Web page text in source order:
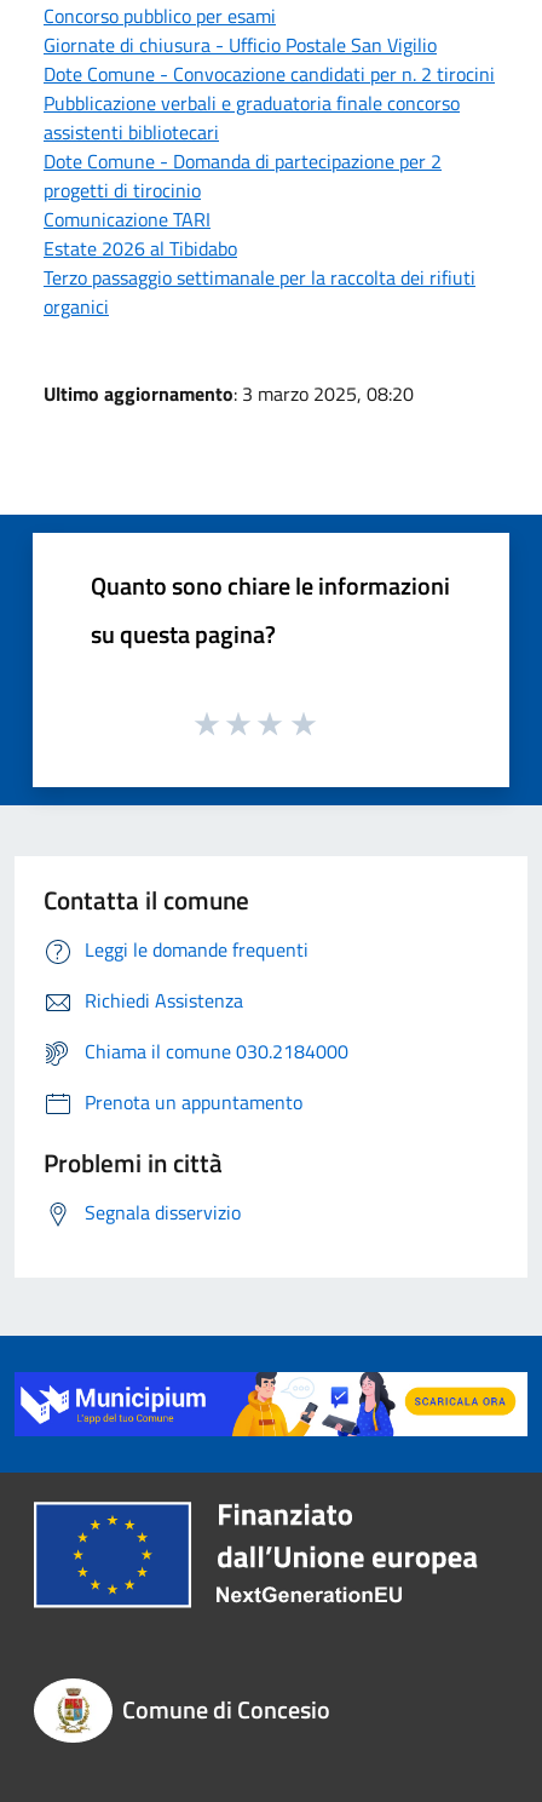
Concorso pubblico per esami
Giornate di chiusura - Ufficio Postale San Vigilio
Dote Comune - Convocazione candidati per n. 2 tirocini
Pubblicazione verbali e graduatoria finale concorso
assistenti bibliotecari
Dote Comune - Domanda di partecipazione per 2
progetti di tirocinio
Comunicazione TARI
Estate 2026 al Tibidabo
Terzo passaggio settimanale per la raccolta dei rifiuti
organici
Ultimo aggiornamento: 3 marzo 2025, 08:20
Quanto sono chiare le informazioni
su questa pagina?
Contatta il comune
Leggi le domande frequenti
Richiedi Assistenza
Chiama il comune 030.2184000
Prenota un appuntamento
Problemi in città
Segnala disservizio
Comune di Concesio